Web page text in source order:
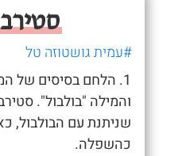
#עמית גושטוזה טל
1. הלחם בסיסים של
והמילה "בולבול".
שניתנת עם הבולבול,
כהשפלה.